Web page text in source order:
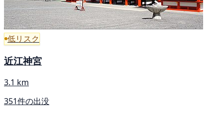
低リスク
近江神宮
3.1 km
351件の出没